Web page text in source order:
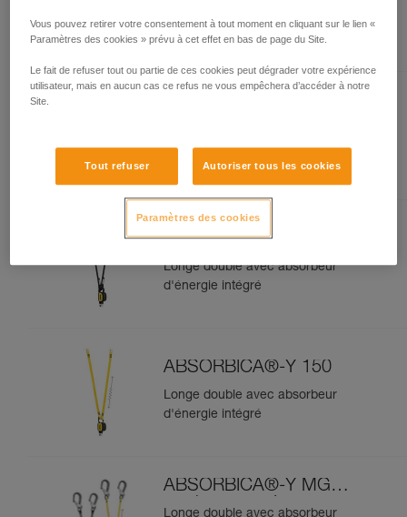
d'énergie intégré
ABSORBICA®-Y 80
Longe double avec absorbeur
d'énergie intégré
ABSORBICA®-Y 150
Longe double avec absorbeur
d'énergie intégré
ABSORBICA®-Y MGO
version européenne
Vous pouvez retirer votre consentement à tout moment en cliquant sur le lien «
Paramètres des cookies » prévu à cet effet en bas de page du Site.
Le fait de refuser tout ou partie de ces cookies peut dégrader votre expérience
utilisateur, mais en aucun cas ce refus ne vous empêchera d’accéder à notre
Site.
Tout refuser Autoriser tous les cookies
Paramètres des cookies